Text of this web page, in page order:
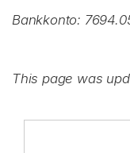
Bankkonto:
This page was